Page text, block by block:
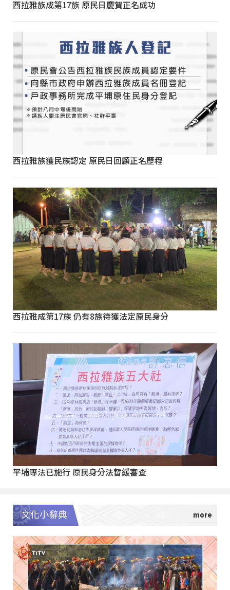
西拉雅族成第17族 原民日慶賀正名成功
西拉雅族獲民族認定 原民日回顧正名歷程
西拉雅成第17族 仍有8族待獲法定原民身分
平埔專法已施行 原民身分法暫緩審查
文化小辭典